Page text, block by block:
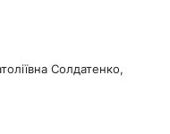
Солдатенко,